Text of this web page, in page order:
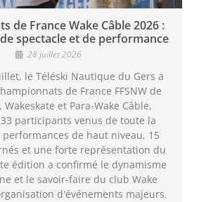
de France Wake Câble 2026 :
spectacle et de performance
28 juillet 2026
le Téléski Nautique du Gers a
de France FFSNW de
Wakeskate et Para-Wake Câble,
participants venus de toute la
performances de haut niveau, 15
et une forte représentation du
édition a confirmé le dynamisme
et le savoir-faire du club Wake
d'événements majeurs.